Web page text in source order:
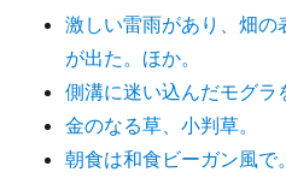
激しい雷雨があり、畑
が出た。ほか。
側溝に迷い込んだモグ
金のなる草、小判草。
朝食は和食ビーガン風で